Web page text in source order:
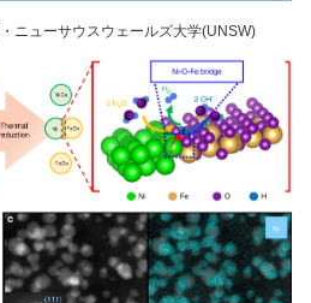
ニューサウスウェールズ大学(UNSW)